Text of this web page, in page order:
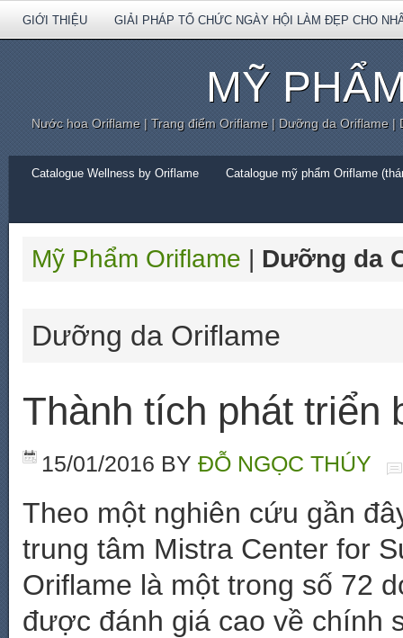
GIỚI THIỆU GIẢI PHÁP TỔ CHỨC NGÀY HỘI LÀM ĐẸP CHO
MỸ
Nước hoa Oriflame | Trang điểm Oriflame | Dưỡng da Oriflame
Catalogue Wellness by Oriflame Catalogue mỹ phẩm Oriflame
Mỹ Phẩm Oriflame | Dưỡng da
Dưỡng da Oriflame
Thành tích phát triển
15/01/2016 BY ĐỖ NGỌC THÚY
Theo một nghiên cứu gần
trung tâm Mistra Center for
Oriflame là một trong số 72
được đánh giá cao về chính